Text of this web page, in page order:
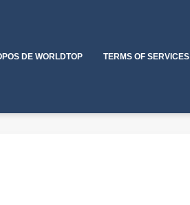
DE WORLDTOP TERMS OF SERVICES